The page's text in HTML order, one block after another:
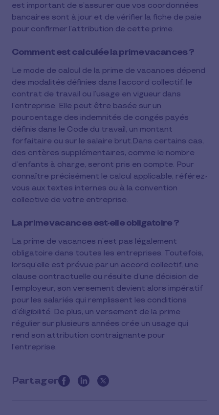
est important de s’assurer que vos coordonnées
bancaires sont à jour et de vérifier la fiche de paie
pour confirmer l’attribution de cette prime.
Comment est calculée la prime vacances ?
Le mode de calcul de la prime de vacances dépend
des modalités définies dans l’accord collectif, le
contrat de travail ou l’usage en vigueur dans
l’entreprise. Elle peut être basée sur un
pourcentage des indemnités de congés payés
définis dans le Code du travail, un montant
forfaitaire ou sur le salaire brut.Dans certains cas,
des critères supplémentaires, comme le nombre
d’enfants à charge, seront pris en compte. Pour
connaître précisément le calcul applicable, référez-
vous aux textes internes ou à la convention
collective de votre entreprise.
La prime vacances est-elle obligatoire ?
La prime de vacances n’est pas légalement
obligatoire dans toutes les entreprises. Toutefois,
lorsqu’elle est prévue par un accord collectif, une
clause contractuelle ou résulte d’une décision de
l’employeur, son versement devient alors impératif
pour les salariés qui remplissent les conditions
d’éligibilité. De plus, un versement de la prime
régulier sur plusieurs années crée un usage qui
rend son attribution contraignante pour
l’entreprise.
Partager
this